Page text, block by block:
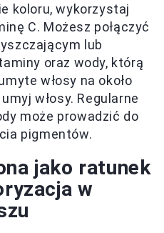
koloru, wykorzystaj
C. Możesz połączyć
lub
oraz wody, którą
włosy na około
włosy. Regularne
może prowadzić do
pigmentów.
jako ratunek
w